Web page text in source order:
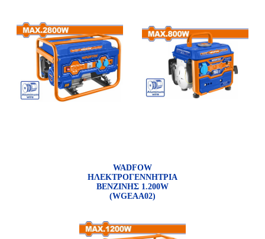
WADFOW
ΗΛΕΚΤΡΟΓΕΝΝΗΤΡΙΑ
ΒΕΝΖΙΝΗΣ 1.200W
(WGEAA02)